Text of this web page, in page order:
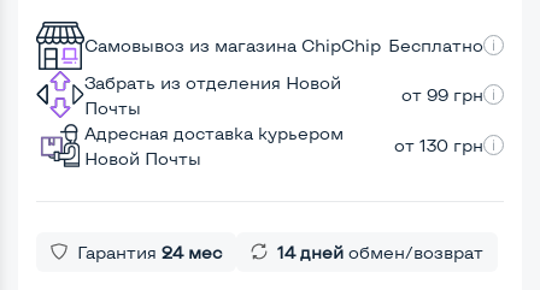
Самовывоз из магазина ChipChip Бесплатно
Забрать из отделения Новой
Почты
от 99 грн
Адресная доставка курьером
Новой Почты
от 130 грн
Гарантия 24 мес 14 дней обмен/возврат